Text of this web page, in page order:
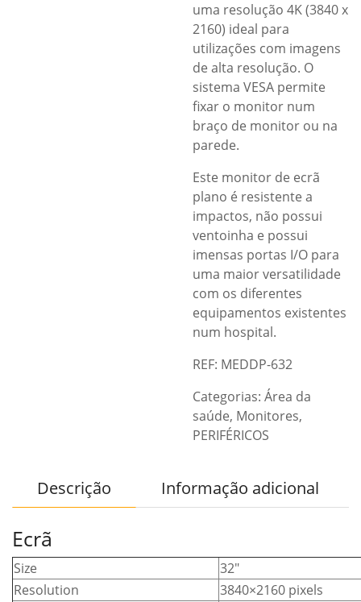
uma resolução 4K (3840 x
2160) ideal para
utilizações com imagens
de alta resolução. O
sistema VESA permite
fixar o monitor num
braço de monitor ou na
parede.
Este monitor de ecrã
plano é resistente a
impactos, não possui
ventoinha e possui
imensas portas I/O para
uma maior versatilidade
com os diferentes
equipamentos existentes
num hospital.
REF: MEDDP-632
Categorias: Área da
saúde, Monitores,
PERIFÉRICOS
Descrição Informação adicional
Ecrã
Size
32″
Resolution
3840×2160 pixels